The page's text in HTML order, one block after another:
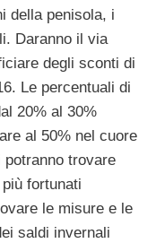
della penisola, i
Daranno il via
degli sconti di
Le percentuali di
20% al 30%
al 50% nel cuore
potranno trovare
fortunati
le misure e le
saldi invernali